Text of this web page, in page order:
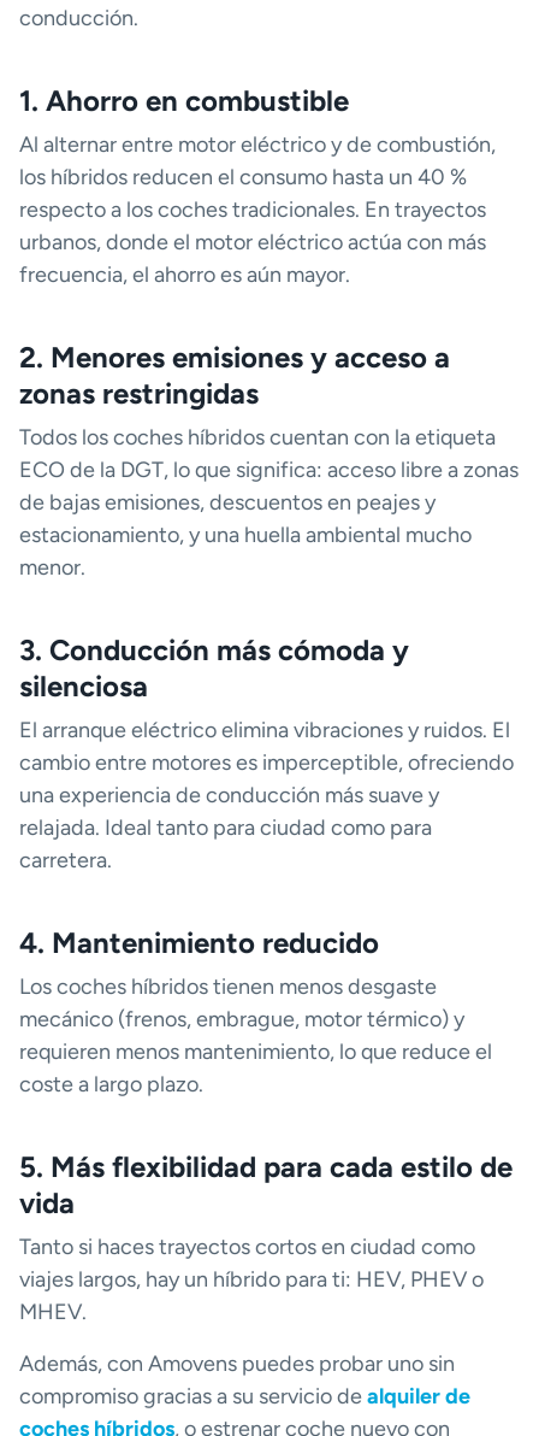
conducción.
1. Ahorro en combustible
Al alternar entre motor eléctrico y de combustión,
los híbridos reducen el consumo hasta un 40 %
respecto a los coches tradicionales. En trayectos
urbanos, donde el motor eléctrico actúa con más
frecuencia, el ahorro es aún mayor.
2. Menores emisiones y acceso a
zonas restringidas
Todos los coches híbridos cuentan con la etiqueta
ECO de la DGT, lo que significa: acceso libre a zonas
de bajas emisiones, descuentos en peajes y
estacionamiento, y una huella ambiental mucho
menor.
3. Conducción más cómoda y
silenciosa
El arranque eléctrico elimina vibraciones y ruidos. El
cambio entre motores es imperceptible, ofreciendo
una experiencia de conducción más suave y
relajada. Ideal tanto para ciudad como para
carretera.
4. Mantenimiento reducido
Los coches híbridos tienen menos desgaste
mecánico (frenos, embrague, motor térmico) y
requieren menos mantenimiento, lo que reduce el
coste a largo plazo.
5. Más flexibilidad para cada estilo de
vida
Tanto si haces trayectos cortos en ciudad como
viajes largos, hay un híbrido para ti: HEV, PHEV o
MHEV.
Además, con Amovens puedes probar uno sin
compromiso gracias a su servicio dealquiler de
coches híbridos, o estrenar coche nuevo con